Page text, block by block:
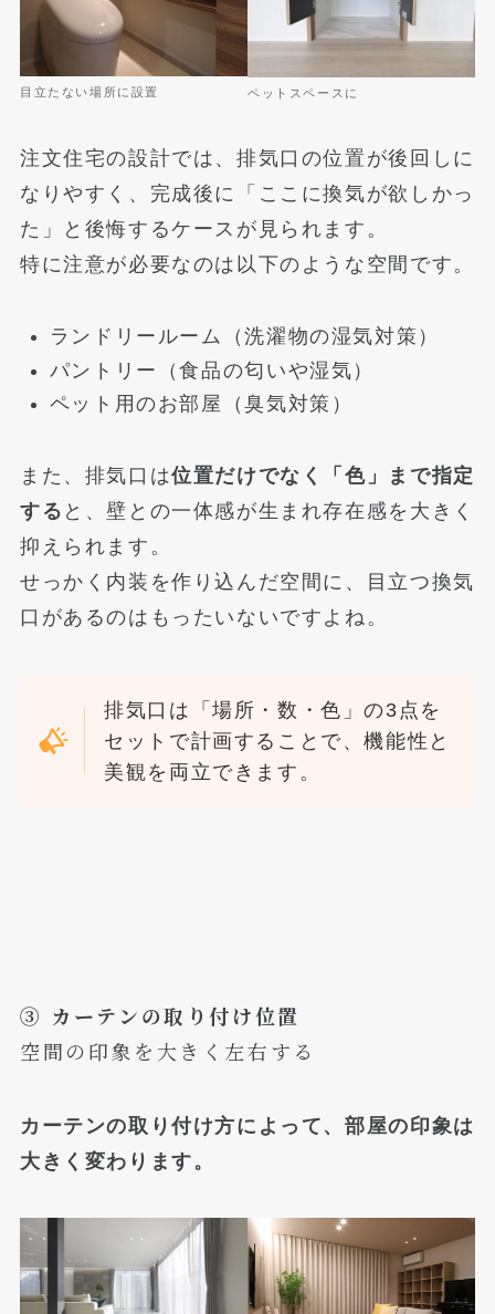
目立たない場所に設置 ペットスペースに
注文住宅の設計では、排気口の位置が後回しに
なりやすく、完成後に「ここに換気が欲しかっ
た」と後悔するケースが見られます。
特に注意が必要なのは以下のような空間です。
ランドリールーム（洗濯物の湿気対策）
パントリー（食品の匂いや湿気）
ペット用のお部屋（臭気対策）
また、排気口は位置だけでなく「色」まで指定
する と、壁との一体感が生まれ存在感を大きく
抑えられます。
せっかく内装を作り込んだ空間に、目立つ換気
口があるのはもったいないですよね。
排気口は「場所・数・色」の3点を
セットで計画することで、機能性と
美観を両立できます。
③ カーテンの取り付け位置
空間の印象を大きく左右する
カーテンの取り付け方によって、部屋の印象は
大きく変わります。